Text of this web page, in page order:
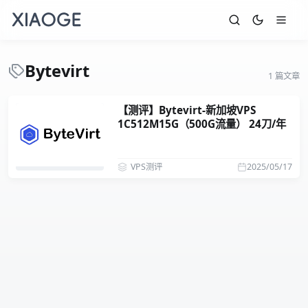
Bytevirt 1 篇文章
【测评】Bytevirt-新加坡VPS
1C512M15G（500G流量） 24刀/年
2025/05/17
VPS测评